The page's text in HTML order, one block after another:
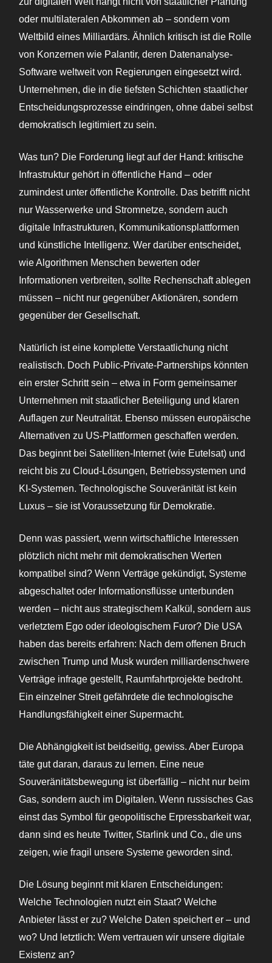
oder multilateralen Abkommen ab – sondern vom
Weltbild eines Milliardärs. Ähnlich kritisch ist die Rolle
von Konzernen wie Palantir, deren Datenanalyse-
Software weltweit von Regierungen eingesetzt wird.
Unternehmen, die in die tiefsten Schichten staatlicher
Entscheidungsprozesse eindringen, ohne dabei selbst
demokratisch legitimiert zu sein.
Was tun? Die Forderung liegt auf der Hand: kritische
Infrastruktur gehört in öffentliche Hand – oder
zumindest unter öffentliche Kontrolle. Das betrifft nicht
nur Wasserwerke und Stromnetze, sondern auch
digitale Infrastrukturen, Kommunikationsplattformen
und künstliche Intelligenz. Wer darüber entscheidet,
wie Algorithmen Menschen bewerten oder
Informationen verbreiten, sollte Rechenschaft ablegen
müssen – nicht nur gegenüber Aktionären, sondern
gegenüber der Gesellschaft.
Natürlich ist eine komplette Verstaatlichung nicht
realistisch. Doch Public-Private-Partnerships könnten
ein erster Schritt sein – etwa in Form gemeinsamer
Unternehmen mit staatlicher Beteiligung und klaren
Auflagen zur Neutralität. Ebenso müssen europäische
Alternativen zu US-Plattformen geschaffen werden.
Das beginnt bei Satelliten-Internet (wie Eutelsat) und
reicht bis zu Cloud-Lösungen, Betriebssystemen und
KI-Systemen. Technologische Souveränität ist kein
Luxus – sie ist Voraussetzung für Demokratie.
Denn was passiert, wenn wirtschaftliche Interessen
plötzlich nicht mehr mit demokratischen Werten
kompatibel sind? Wenn Verträge gekündigt, Systeme
abgeschaltet oder Informationsflüsse unterbunden
werden – nicht aus strategischem Kalkül, sondern aus
verletztem Ego oder ideologischem Furor? Die USA
haben das bereits erfahren: Nach dem offenen Bruch
zwischen Trump und Musk wurden milliardenschwere
Verträge infrage gestellt, Raumfahrtprojekte bedroht.
Ein einzelner Streit gefährdete die technologische
Handlungsfähigkeit einer Supermacht.
Die Abhängigkeit ist beidseitig, gewiss. Aber Europa
täte gut daran, daraus zu lernen. Eine neue
Souveränitätsbewegung ist überfällig – nicht nur beim
Gas, sondern auch im Digitalen. Wenn russisches Gas
einst das Symbol für geopolitische Erpressbarkeit war,
dann sind es heute Twitter, Starlink und Co., die uns
zeigen, wie fragil unsere Systeme geworden sind.
Die Lösung beginnt mit klaren Entscheidungen:
Welche Technologien nutzt ein Staat? Welche
Anbieter lässt er zu? Welche Daten speichert er – und
wo? Und letztlich: Wem vertrauen wir unsere digitale
Existenz an?